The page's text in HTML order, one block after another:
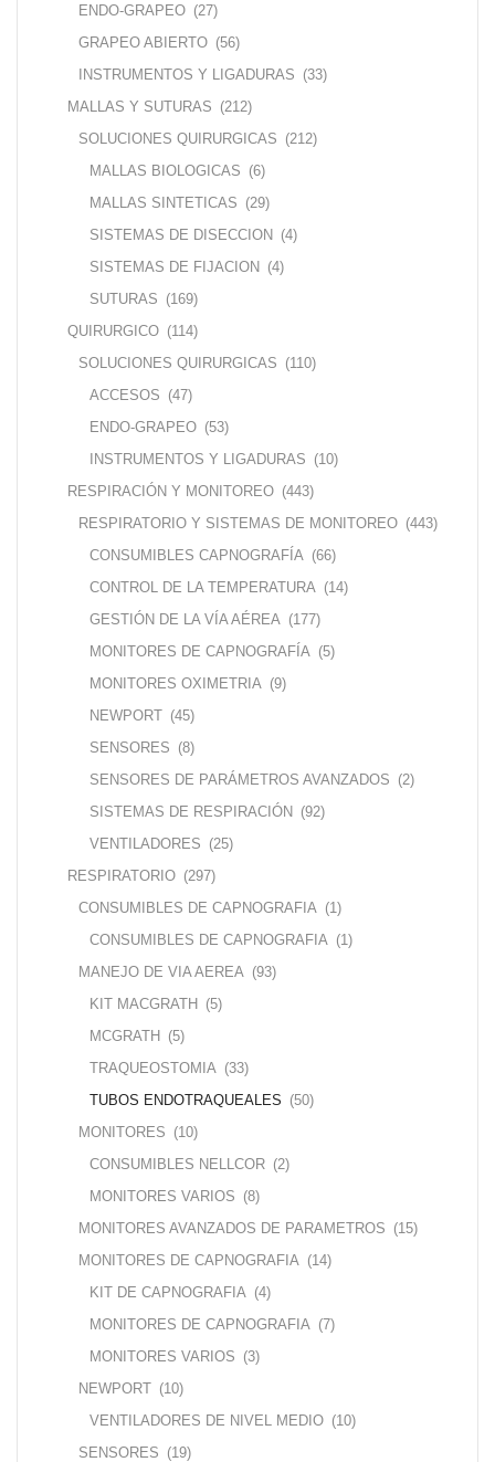
ENDO-GRAPEO (27)
GRAPEO ABIERTO (56)
INSTRUMENTOS Y LIGADURAS (33)
MALLAS Y SUTURAS (212)
SOLUCIONES QUIRURGICAS (212)
MALLAS BIOLOGICAS (6)
MALLAS SINTETICAS (29)
SISTEMAS DE DISECCION (4)
SISTEMAS DE FIJACION (4)
SUTURAS (169)
QUIRURGICO (114)
SOLUCIONES QUIRURGICAS (110)
ACCESOS (47)
ENDO-GRAPEO (53)
INSTRUMENTOS Y LIGADURAS (10)
RESPIRACIÓN Y MONITOREO (443)
RESPIRATORIO Y SISTEMAS DE MONITOREO (443)
CONSUMIBLES CAPNOGRAFÍA (66)
CONTROL DE LA TEMPERATURA (14)
GESTIÓN DE LA VÍA AÉREA (177)
MONITORES DE CAPNOGRAFÍA (5)
MONITORES OXIMETRIA (9)
NEWPORT (45)
SENSORES (8)
SENSORES DE PARÁMETROS AVANZADOS (2)
SISTEMAS DE RESPIRACIÓN (92)
VENTILADORES (25)
RESPIRATORIO (297)
CONSUMIBLES DE CAPNOGRAFIA (1)
CONSUMIBLES DE CAPNOGRAFIA (1)
MANEJO DE VIA AEREA (93)
KIT MACGRATH (5)
MCGRATH (5)
TRAQUEOSTOMIA (33)
TUBOS ENDOTRAQUEALES (50)
MONITORES (10)
CONSUMIBLES NELLCOR (2)
MONITORES VARIOS (8)
MONITORES AVANZADOS DE PARAMETROS (15)
MONITORES DE CAPNOGRAFIA (14)
KIT DE CAPNOGRAFIA (4)
MONITORES DE CAPNOGRAFIA (7)
MONITORES VARIOS (3)
NEWPORT (10)
VENTILADORES DE NIVEL MEDIO (10)
SENSORES (19)